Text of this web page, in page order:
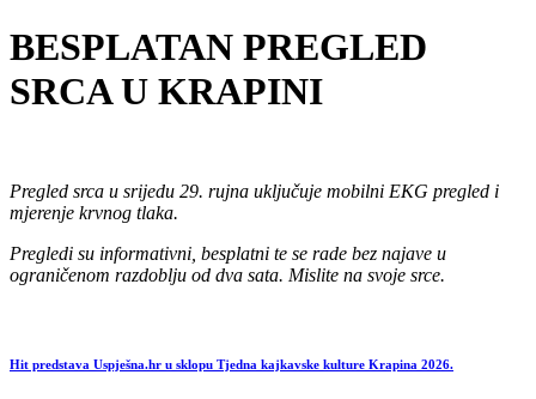
BESPLATAN PREGLED
SRCA U KRAPINI
Pregled srca u srijedu 29. rujna uključuje mobilni EKG pregled i
mjerenje krvnog tlaka.
Pregledi su informativni, besplatni te se rade bez najave u
ograničenom razdoblju od dva sata. Mislite na svoje srce.
Hit predstava Uspješna.hr u sklopu Tjedna kajkavske kulture Krapina 2026.